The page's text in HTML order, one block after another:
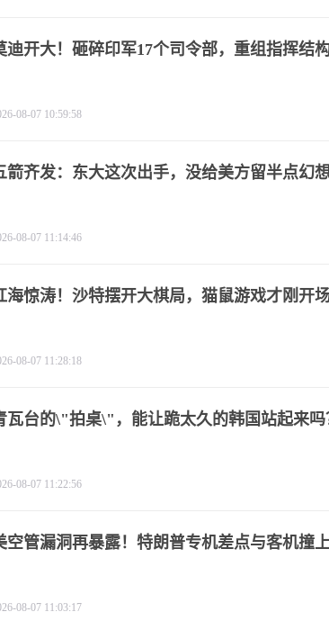
迪开大！砸碎印军17个司令部，重组指挥结
08-07 10:59:58
箭齐发：东大这次出手，没给美方留半点幻
08-07 11:14:46
海惊涛！沙特摆开大棋局，猫鼠游戏才刚开
08-07 11:28:18
瓦台的\"拍桌\"，能让跪太久的韩国站起来吗
08-07 11:22:56
空管漏洞再暴露！特朗普专机差点与客机撞
08-07 11:03:17